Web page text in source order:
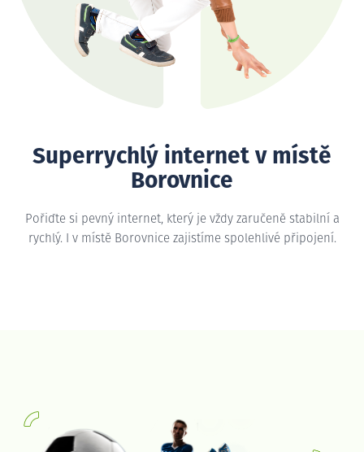
Superrychlý internet v místě
Borovnice
Pořiďte si pevný internet, který je vždy zaručeně stabilní a
rychlý. I v místě Borovnice zajistíme spolehlivé připojení.